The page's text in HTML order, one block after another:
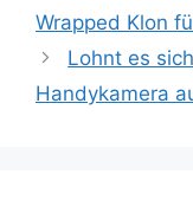
Wrapped Klon
Lohnt es
Handykamera